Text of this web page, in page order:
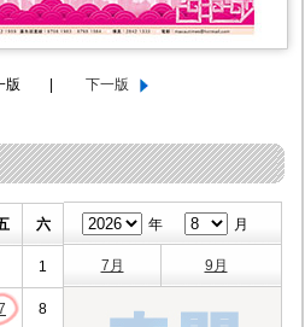
六
1
8
年 月
7月 9月